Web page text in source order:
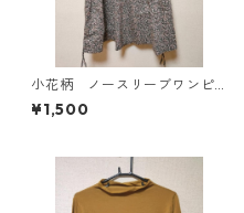
小花柄 ノースリーブワンピ
ース ４Ｌ ブラック KAE-
4819
¥1,500